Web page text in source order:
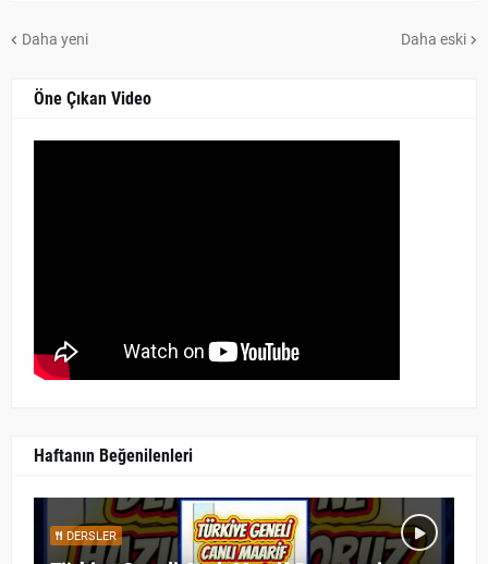
Daha yeni Daha eski
Öne Çıkan Video
Haftanın Beğenilenleri
DERSLER